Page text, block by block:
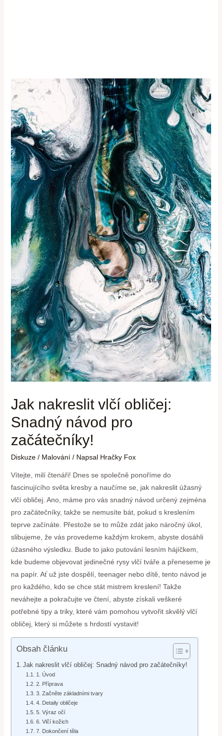
Jak nakreslit vlčí obličej:
Snadný návod pro
začátečníky!
Diskuze / Malování/ Napsal Hračky Fox
Vítejte, milí čtenáři! Dnes se společně ponoříme do
fascinujícího světa kresby a naučíme se, jak nakreslit úžasný
vlčí obličej. Ano, máme pro vás snadný návod určený zejména
pro začátečníky, takže se nemusíte bát, pokud s kreslením
teprve začínáte. Přestože se to může zdát jako náročný úkol,
slibujeme, že vás provedeme každým krokem, abyste dosáhli
úžasného výsledku. Bude to jako putování lesním hájíčkem,
kde budeme objevovat jedinečné rysy vlčí tváře a přeneseme je
na papír. Ať už jste dospělí, teenager nebo dítě, tento návod je
pro každého, kdo se chce stát mistrem kreslení! Takže
neváhejte a pokračujte ve čtení, abyste získali veškeré
potřebné tipy a triky, které vám pomohou vytvořit skvělý vlčí
obličej, který si můžete s hrdostí vystavit!
Obsah článku
Jak nakreslit vlčí obličej: Snadný návod pro začátečníky!
1. Úvod
2. Příprava
3. Začněte základními tvary
4. Detaily obličeje
5. Výraz očí
6. Vlčí kožich
7. Dokončení těla